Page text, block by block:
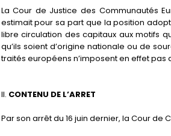
La Cour de Justice des Communautés
estimait pour sa part que la position
libre circulation des capitaux aux motifs
qu’ils soient d’origine nationale ou de
traités européens n’imposent en effet
II. CONTENU DE L’ARRET
Par son arrêt du 16 juin dernier, la Cour